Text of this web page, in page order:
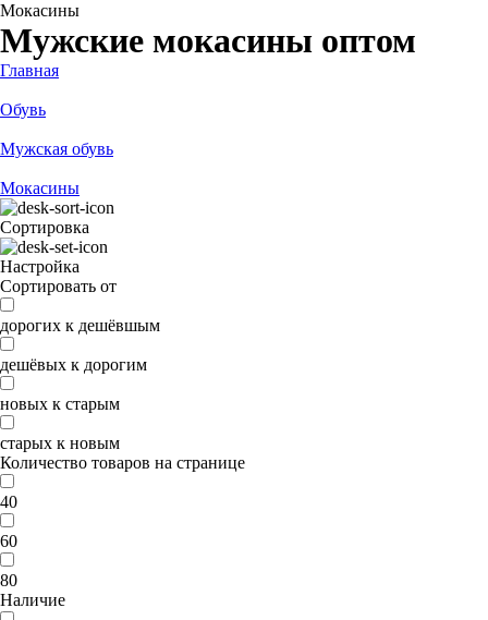
Мокасины
Мужские мокасины оптом
Главная
Обувь
Мужская обувь
Мокасины
Сортировка
Настройка
Сортировать от
дорогих к дешёвшым
дешёвых к дорогим
новых к старым
старых к новым
Количество товаров на странице
40
60
80
Наличие